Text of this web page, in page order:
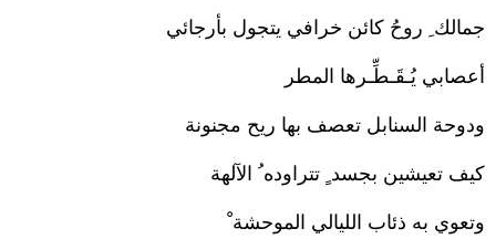
جمالك ِ روحُ كائن خرافي يتجول بأرجائي
أعصابي يُـقَـطِّـرها المطر
ودوحة السنابل تعصف بها ريح مجنونة
كيف تعيشين بجسد ٍ تتراوده ُ الآلهة
وتعوي به ذئاب الليالي الموحشة ْ